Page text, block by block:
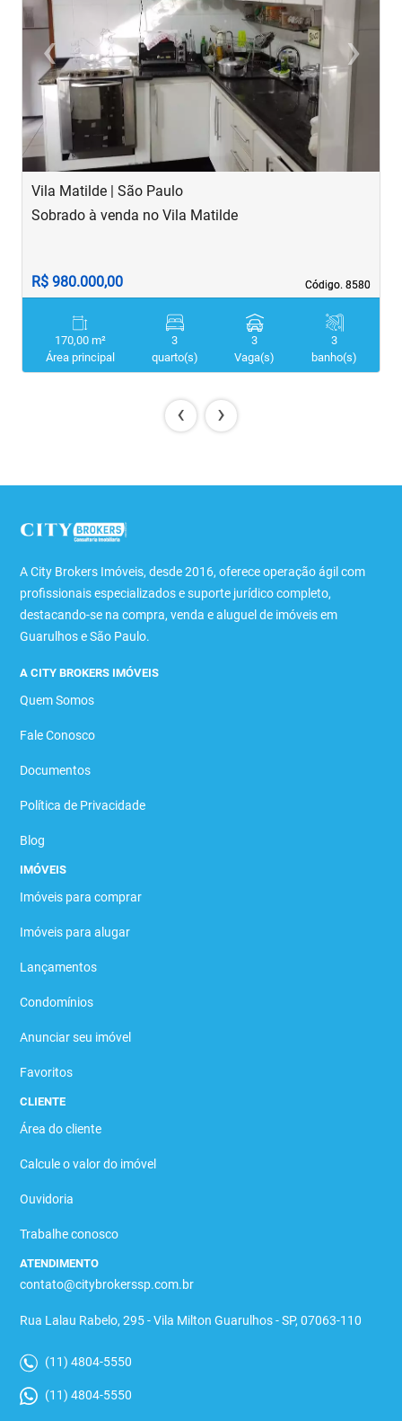
‹Previous ›Next
Vila Matilde | São Paulo
Código. 8580
Código. 8580
Sobrado à venda no Vila Matilde
R$ 980.000,00
170,00 m²
Área principal
3
quarto(s)
3
Vaga(s)
3
banho(s)
‹ ›
A City Brokers Imóveis, desde 2016, oferece operação ágil com
profissionais especializados e suporte jurídico completo,
destacando-se na compra, venda e aluguel de imóveis em
Guarulhos e São Paulo.
A CITY BROKERS IMÓVEIS
Quem Somos
Fale Conosco
Documentos
Política de Privacidade
Blog
IMÓVEIS
Imóveis para comprar
Imóveis para alugar
Lançamentos
Condomínios
Anunciar seu imóvel
Favoritos
CLIENTE
Área do cliente
Calcule o valor do imóvel
Ouvidoria
Trabalhe conosco
ATENDIMENTO
contato@citybrokerssp.com.br
Rua Lalau Rabelo, 295 - Vila Milton Guarulhos - SP, 07063-110
(11) 4804-5550
(11) 4804-5550